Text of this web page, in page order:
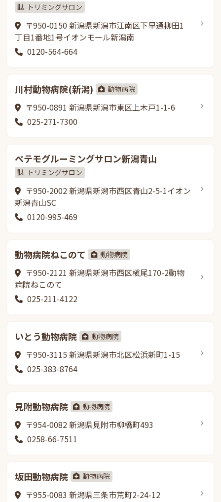
トリミングサロン
〒950-0150 新潟県新潟市江南区下早通柳田1
丁目1番地1号イオンモール新潟南
0120-564-664
川村動物病院(新潟) 動物病院
〒950-0891 新潟県新潟市東区上木戸1-1-6
025-271-7300
ペテモグルーミングサロン新潟青山
トリミングサロン
〒950-2002 新潟県新潟市西区青山2-5-1イオン
新潟青山SC
0120-995-469
動物病院ねこのて 動物病院
〒950-2121 新潟県新潟市西区槇尾170-2動物
病院ねこのて
025-211-4122
いとう動物病院 動物病院
〒950-3115 新潟県新潟市北区松浜新町1-15
025-383-8764
見附動物病院 動物病院
〒954-0082 新潟県見附市柳橋町493
0258-66-7511
坂田動物病院 動物病院
〒955-0083 新潟県三条市荒町2-24-12